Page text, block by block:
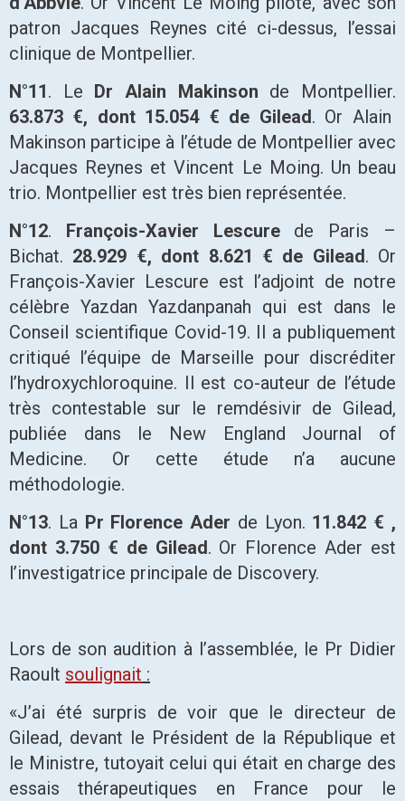
patron Jacques Reynes cité ci-dessus, l’essai
clinique de Montpellier.
N°11 . Le Dr Alain Makinson de Montpellier.
63.873 €, dont 15.054 € de Gilead. Or Alain
Makinson participe à l’étude de Montpellier avec
Jacques Reynes et Vincent Le Moing. Un beau
trio. Montpellier est très bien représentée.
N°12. François-Xavier Lescurede Paris –
Bichat. 28.929 €, dont 8.621 € de Gilead. Or
François-Xavier Lescure est l’adjoint de notre
célèbre Yazdan Yazdanpanah qui est dans le
Conseil scientifique Covid-19. Il a publiquement
critiqué l’équipe de Marseille pour discréditer
l’hydroxychloroquine. Il est co-auteur de l’étude
très contestable sur le remdésivir de Gilead,
publiée dans le New England Journal of
Medicine. Or cette étude n’a aucune
méthodologie.
N°13. La Pr Florence Ader de Lyon. 11.842 € ,
dont 3.750 € de Gilead. Or Florence Ader est
l’investigatrice principale de Discovery.
Lors de son audition à l’assemblée, le Pr Didier
Raoult soulignait :
«J’ai été surpris de voir que le directeur de
Gilead, devant le Président de la République et
le Ministre, tutoyait celui qui était en charge des
essais thérapeutiques en France pour le